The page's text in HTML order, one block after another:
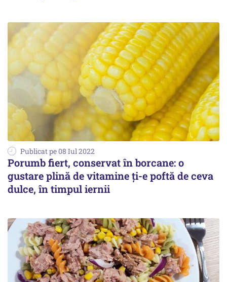
Publicat pe 08 Iul 2022
Porumb fiert, conservat în borcane: o
gustare plină de vitamine ți-e poftă de ceva
dulce, în timpul iernii